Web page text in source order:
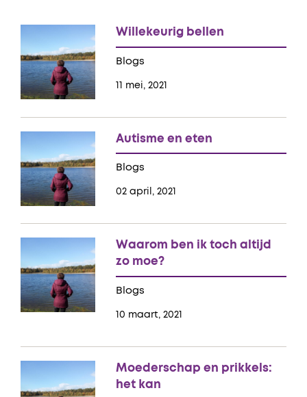
11 mei, 2021
Blogs
Willekeurig bellen
02 april, 2021
Blogs
Autisme en eten
10 maart, 2021
Blogs
Waarom ben ik toch altijd
zo moe?
Moederschap en prikkels:
het kan